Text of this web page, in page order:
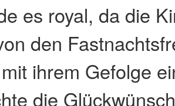
es royal, da die
den
ihrem Gefolge
die